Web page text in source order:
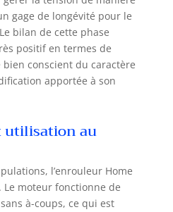
fabrication
allemande et
l’expertise du
groupe.
gage de longévité pour le
bilan de cette phase
positif en termes de
conscient du caractère
apportée à son
utilisation au
l’enrouleur Home
Le moteur fonctionne de
à-coups, ce qui est